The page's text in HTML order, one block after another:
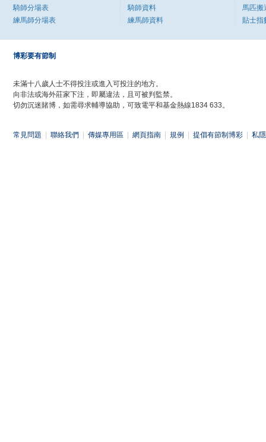
騎師分場表
練馬師分場表
騎師資料
練馬師資料
馬匹搬
貼士指
博彩要有節制
未滿十八歲人士不得投注或進入可投注的地方。
向非法或海外莊家下注，即屬違法，且可被判監禁。
切勿沉迷賭博，如需尋求輔導協助，可致電平和基金熱線1834 633。
常見問題 聯絡我們 傳媒專用區 網頁指南 規例 提倡有節制博彩 私